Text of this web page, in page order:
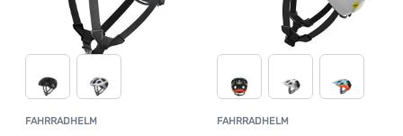
FAHRRADHELM FAHRRADHELM